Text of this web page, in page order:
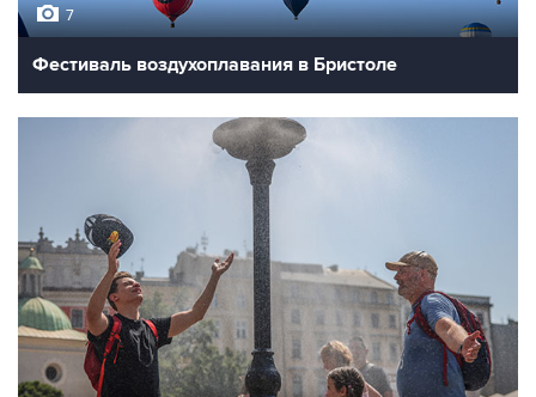
7
Фестиваль воздухоплавания в Бристоле